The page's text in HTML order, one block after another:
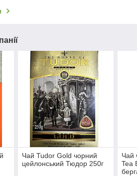
Чай Tudor Gold чорний
цейлонський Тюдор 250г
Чай
Tea